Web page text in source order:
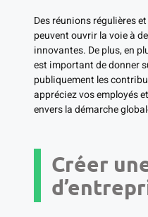
Des réunions régulières
peuvent ouvrir la voie à
innovantes. De plus, en
est important de donner
publiquement les
appréciez vos employés
envers la démarche
Créer